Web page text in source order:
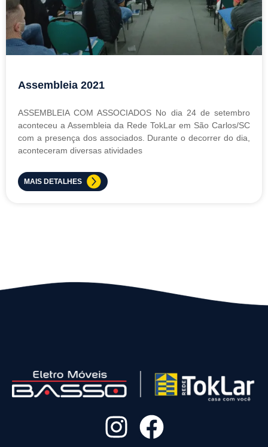
Assembleia 2021
ASSEMBLEIA COM ASSOCIADOS No dia 24 de setembro
aconteceu a Assembleia da Rede TokLar em São Carlos/SC
com a presença dos associados. Durante o decorrer do dia,
aconteceram diversas atividades
MAIS DETALHES